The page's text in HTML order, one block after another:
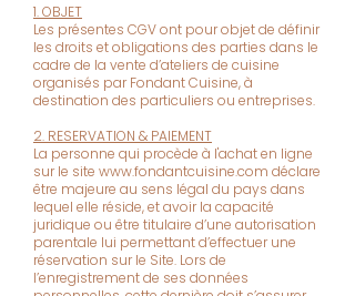
1. OBJET
Les présentes CGV ont pour objet de définir
les droits et obligations des parties dans le
cadre de la vente d’ateliers de cuisine
organisés par Fondant Cuisine, à
destination des particuliers ou entreprises.
2. RESERVATION & PAIEMENT
La personne qui procède à l'achat en ligne
sur le site www.fondantcuisine.com déclare
être majeure au sens légal du pays dans
lequel elle réside, et avoir la capacité
juridique ou être titulaire d’une autorisation
parentale lui permettant d’effectuer une
réservation sur le Site. Lors de
l’enregistrement de ses données